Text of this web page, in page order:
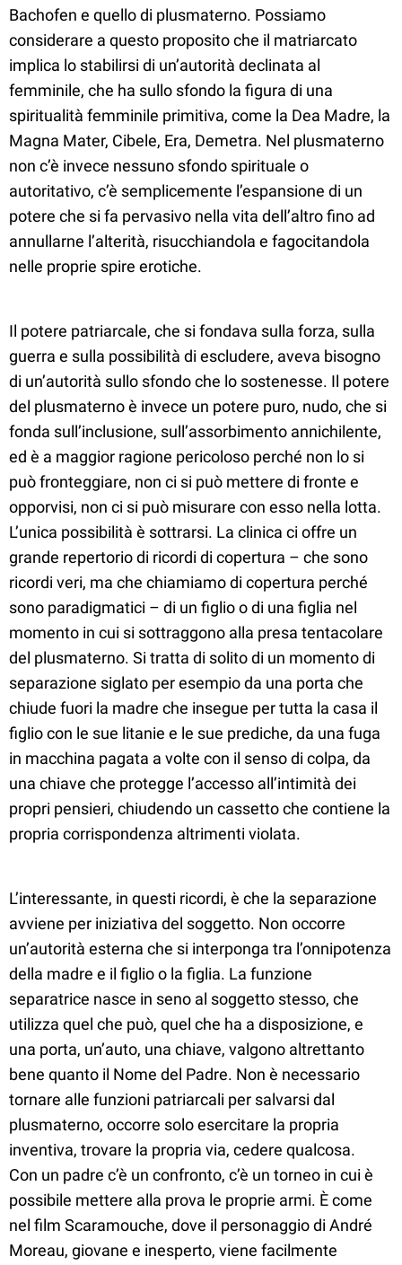
Bachofen e quello di plusmaterno. Possiamo
considerare a questo proposito che il matriarcato
implica lo stabilirsi di un’autorità declinata al
femminile, che ha sullo sfondo la figura di una
spiritualità femminile primitiva, come la Dea Madre, la
Magna Mater, Cibele, Era, Demetra. Nel plusmaterno
non c’è invece nessuno sfondo spirituale o
autoritativo, c’è semplicemente l’espansione di un
potere che si fa pervasivo nella vita dell’altro fino ad
annullarne l’alterità, risucchiandola e fagocitandola
nelle proprie spire erotiche.
Il potere patriarcale, che si fondava sulla forza, sulla
guerra e sulla possibilità di escludere, aveva bisogno
di un’autorità sullo sfondo che lo sostenesse. Il potere
del plusmaterno è invece un potere puro, nudo, che si
fonda sull’inclusione, sull’assorbimento annichilente,
ed è a maggior ragione pericoloso perché non lo si
può fronteggiare, non ci si può mettere di fronte e
opporvisi, non ci si può misurare con esso nella lotta.
L’unica possibilità è sottrarsi. La clinica ci offre un
grande repertorio di ricordi di copertura – che sono
ricordi veri, ma che chiamiamo di copertura perché
sono paradigmatici – di un figlio o di una figlia nel
momento in cui si sottraggono alla presa tentacolare
del plusmaterno. Si tratta di solito di un momento di
separazione siglato per esempio da una porta che
chiude fuori la madre che insegue per tutta la casa il
figlio con le sue litanie e le sue prediche, da una fuga
in macchina pagata a volte con il senso di colpa, da
una chiave che protegge l’accesso all’intimità dei
propri pensieri, chiudendo un cassetto che contiene la
propria corrispondenza altrimenti violata.
L’interessante, in questi ricordi, è che la separazione
avviene per iniziativa del soggetto. Non occorre
un’autorità esterna che si interponga tra l’onnipotenza
della madre e il figlio o la figlia. La funzione
separatrice nasce in seno al soggetto stesso, che
utilizza quel che può, quel che ha a disposizione, e
una porta, un’auto, una chiave, valgono altrettanto
bene quanto il Nome del Padre. Non è necessario
tornare alle funzioni patriarcali per salvarsi dal
plusmaterno, occorre solo esercitare la propria
inventiva, trovare la propria via, cedere qualcosa.
Con un padre c’è un confronto, c’è un torneo in cui è
possibile mettere alla prova le proprie armi. È come
nel film Scaramouche, dove il personaggio di André
Moreau, giovane e inesperto, viene facilmente